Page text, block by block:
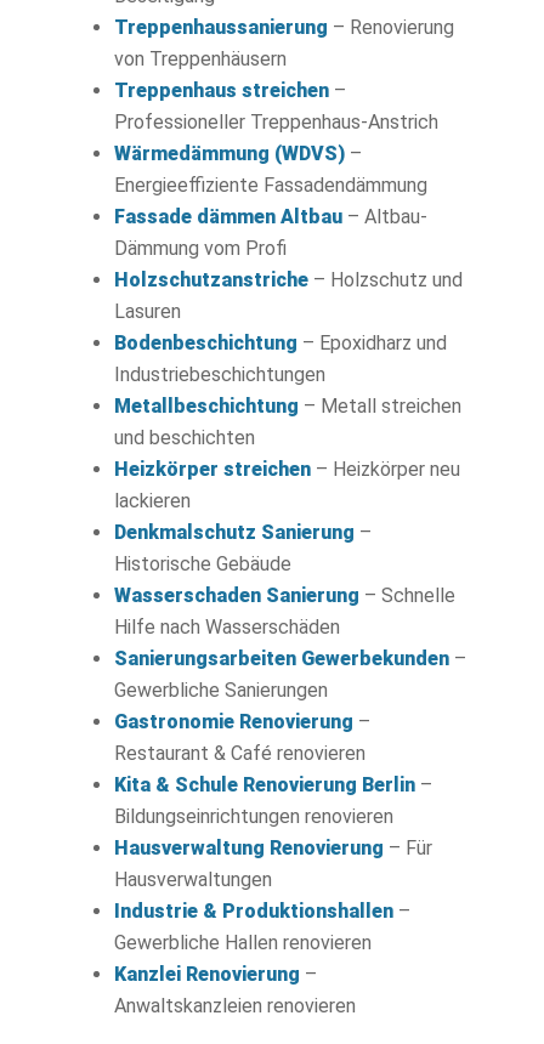
Treppenhaussanierung – Renovierung
von Treppenhäusern
Treppenhaus streichen –
Professioneller Treppenhaus-Anstrich
Wärmedämmung (WDVS) –
Energieeffiziente Fassadendämmung
Fassade dämmen Altbau – Altbau-
Dämmung vom Profi
Holzschutzanstriche – Holzschutz und
Lasuren
Bodenbeschichtung – Epoxidharz und
Industriebeschichtungen
Metallbeschichtung – Metall streichen
und beschichten
Heizkörper streichen – Heizkörper neu
lackieren
Denkmalschutz Sanierung –
Historische Gebäude
Wasserschaden Sanierung – Schnelle
Hilfe nach Wasserschäden
Sanierungsarbeiten Gewerbekunden –
Gewerbliche Sanierungen
Gastronomie Renovierung –
Restaurant & Café renovieren
Kita & Schule Renovierung Berlin –
Bildungseinrichtungen renovieren
Hausverwaltung Renovierung – Für
Hausverwaltungen
Industrie & Produktionshallen –
Gewerbliche Hallen renovieren
Kanzlei Renovierung –
Anwaltskanzleien renovieren